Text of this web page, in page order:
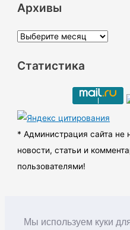
Мы используем куки
Архивы
А
х
ы
Статистика
* Администрация сайта не
новости, статьи и
пользователями!